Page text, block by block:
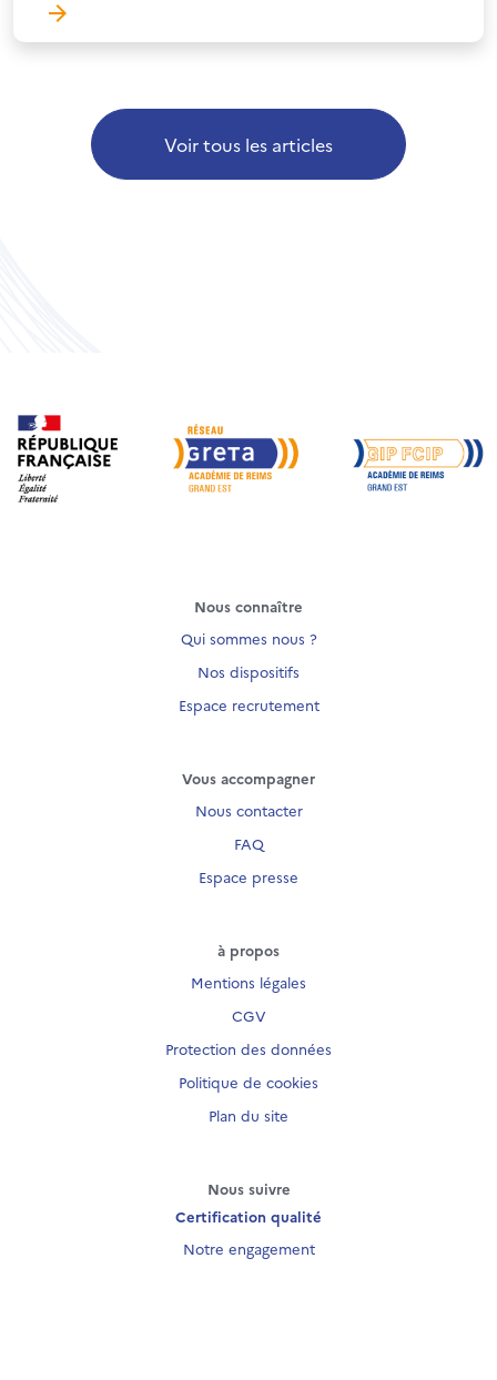
Voir tous les articles
Nous connaître
Qui sommes nous ?
Nos dispositifs
Espace recrutement
Vous accompagner
Nous contacter
FAQ
Espace presse
à propos
Mentions légales
CGV
Protection des données
Politique de cookies
Plan du site
Nous suivre
Certification qualité
Notre engagement